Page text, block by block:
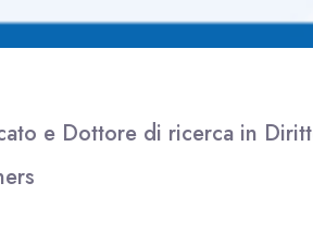
e Dottore di ricerca in